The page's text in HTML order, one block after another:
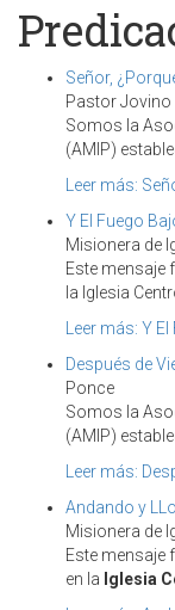
Señor,
Pastor Jovino
Somos la
(AMIP)
Leer más:
Y El Fuego
Misionera de
Este mensaje
la Iglesia
Leer más: Y El
Después de
Ponce
Somos la
(AMIP)
Leer más:
Andando y
Misionera de
Este mensaje
en la Iglesia